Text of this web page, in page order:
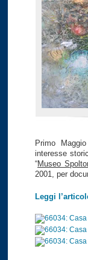
Primo
interesse
“Museo
2001, per
Leggi